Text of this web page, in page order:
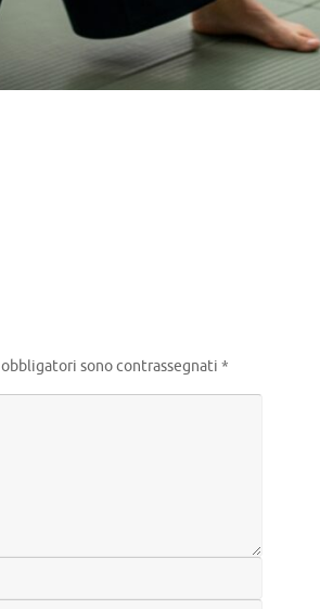
obbligatori sono contrassegnati *